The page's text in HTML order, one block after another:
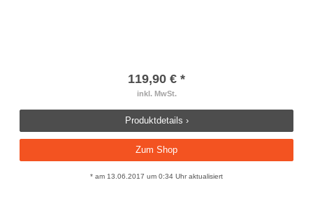
119,90 € *
inkl. MwSt.
Produktdetails ›
Zum Shop
* am 13.06.2017 um 0:34 Uhr aktualisiert